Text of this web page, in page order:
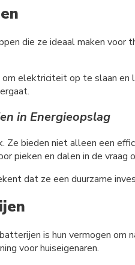
die ze ideaal maken voor
elektriciteit op te slaan en
in Energieopslag
bieden niet alleen een
pieken en dalen in de vraag
dat ze een duurzame
is hun vermogen
voor huiseigenaren.